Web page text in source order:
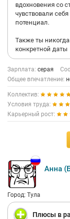
вдохновения со
чувствовали
потенциал.
Также ты
конкретной даты
Зарплата: серая
Общее впечатление:
Коллектив:
Условия труда:
Карьерный рост:
Анна
Город: Тула
Плюсы в